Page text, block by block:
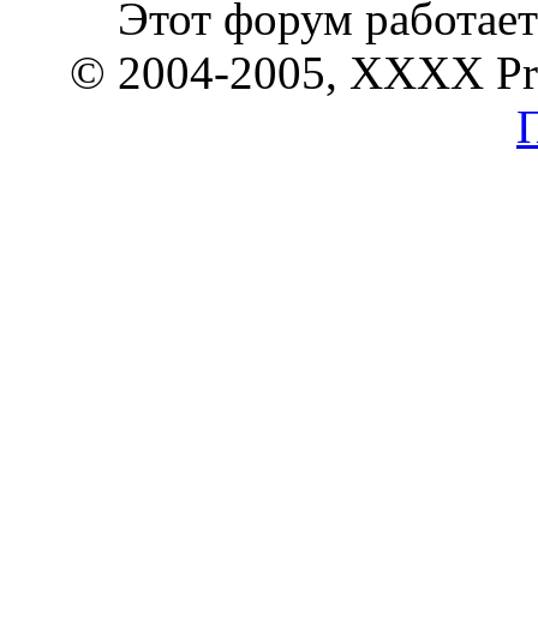
Этот форум
© 2004-2005, XXXX